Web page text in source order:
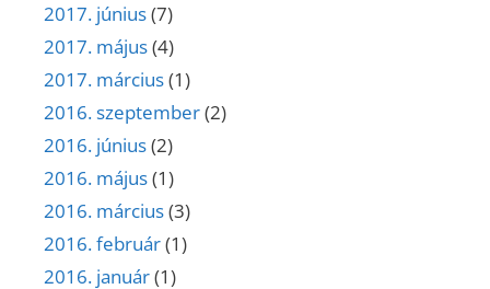
2017. június(7)
2017. május(4)
2017. március(1)
2016. szeptember(2)
2016. június(2)
2016. május(1)
2016. március(3)
2016. február(1)
2016. január(1)